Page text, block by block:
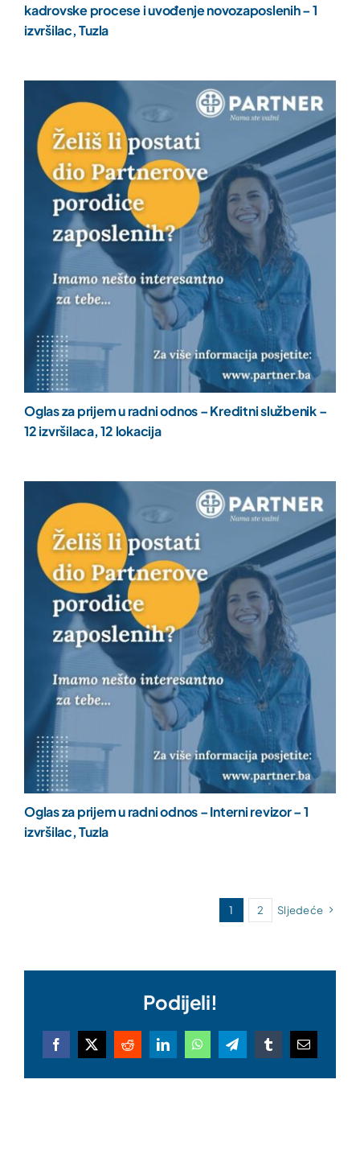
kadrovske procese i uvođenje novozaposlenih – 1
izvršilac, Tuzla
Oglas za prijem u radni odnos – Kreditni službenik –
12 izvršilaca, 12 lokacija
Oglas za prijem u radni odnos – Interni revizor – 1
izvršilac, Tuzla
1 2 Sljedeće
Podijeli!
Facebook
X RedditLinkedInWhatsAppTelegramTumblrEmail